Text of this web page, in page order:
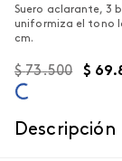
Suero aclarante, 3
uniformiza el tono
cm.
$ 73.500 $ 69.
Descripción